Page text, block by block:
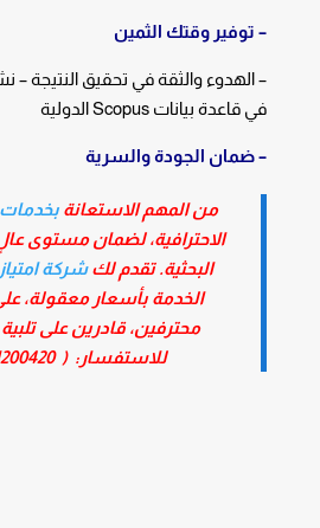
– توفير وقتك الثمين
– الهدوء والثقة في تحقيق النتيجة
في قاعدة بيانات Scopus الدولية
– ضمان الجودة والسرية
من المهم الاستعانة بخدمات
الاحترافية، لضمان مستوى
البحثية. تقدم لكشركة
الخدمة بأسعار معقولة،
محترفين، قادرين على
للاستفسار: ( 01101200420 (2+)